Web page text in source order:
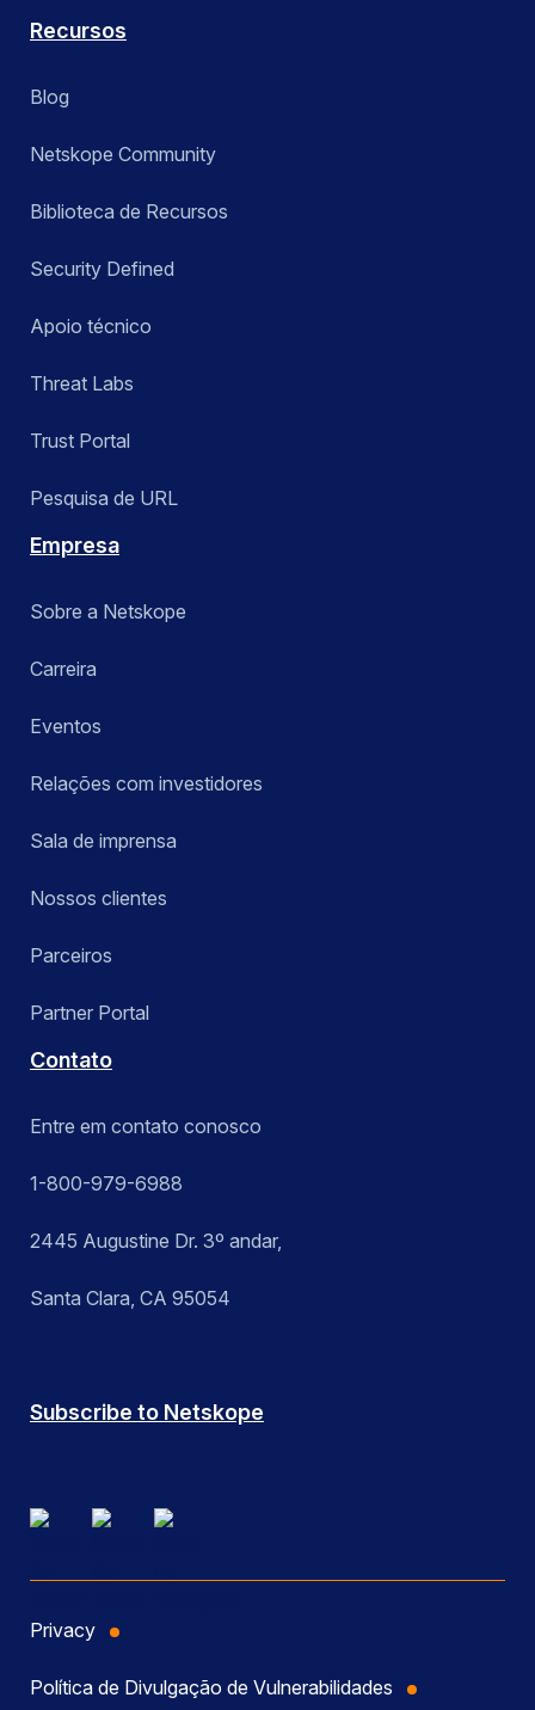
Recursos
Blog
Netskope Community
Biblioteca de Recursos
Security Defined
Apoio técnico
Threat Labs
Trust Portal
Pesquisa de URL
Empresa
Sobre a Netskope
Carreira
Eventos
Relações com investidores
Sala de imprensa
Nossos clientes
Parceiros
Partner Portal
Contato
Entre em contato conosco
1-800-979-6988
2445 Augustine Dr. 3º andar,
Santa Clara, CA 95054
Subscribe to Netskope
Privacy
Política de Divulgação de Vulnerabilidades